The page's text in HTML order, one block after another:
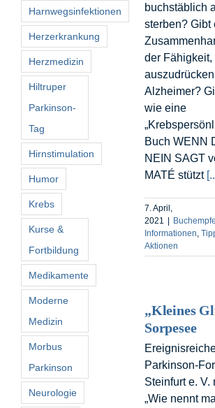
buchstäblich
sterben? Gibt
der Fähigkeit,
Alzheimer?
wie eine
Buch WENN
NEIN SAGT
MATÉ stützt
7. April,
2021
|
Informationen
Aktionen
„Kleines
Sorpesee
Parkinson-
Steinfurt e. V.
„Wie nennt
Harnwegsinfektionen
Herzerkrankung
Herzmedizin
Hiltruper
Parkinson-
Tag
Hirnstimulation
Humor
Krebs
Kurse &
Fortbildung
Medikamente
Moderne
Medizin
Morbus
Parkinson
Neurologie